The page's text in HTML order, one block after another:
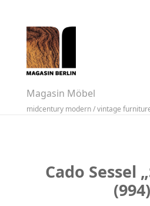
Magasin Möbel
midcentury modern / vintage
Cado Sessel
(994)